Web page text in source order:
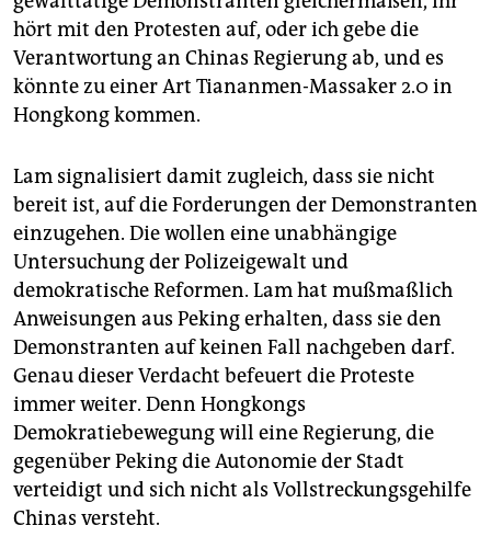
hört mit den Protesten auf, oder ich gebe die
Verantwortung an Chinas Regierung ab, und es
könnte zu einer Art Tiananmen-Massaker 2.0 in
Hongkong kommen.
Lam signalisiert damit zugleich, dass sie nicht
bereit ist, auf die Forderungen der Demonstranten
einzugehen. Die wollen eine unabhängige
Untersuchung der Polizeigewalt und
demokratische Reformen. Lam hat mußmaßlich
Anweisungen aus Peking erhalten, dass sie den
Demonstranten auf keinen Fall nachgeben darf.
Genau dieser Verdacht befeuert die Proteste
immer weiter. Denn Hongkongs
Demokratiebewegung will eine Regierung, die
gegenüber Peking die Autonomie der Stadt
verteidigt und sich nicht als Vollstreckungsgehilfe
Chinas versteht.